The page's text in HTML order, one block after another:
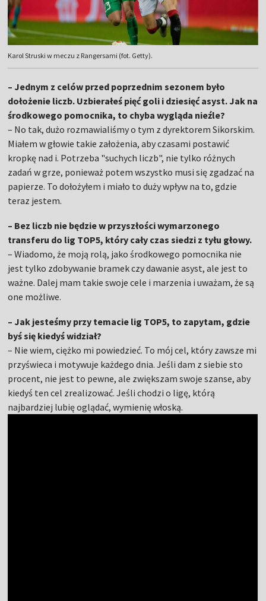
Karol Struski w meczu z Rangersami (fot. Getty).
– Jednym z celów przed poprzednim sezonem było
dołożenie liczb. Uzbierałeś pięć goli i dziesięć asyst. Jak na
środkowego pomocnika, to chyba wygląda nieźle?
– No tak, dużo rozmawialiśmy o tym z dyrektorem Sikorskim.
Miałem w głowie takie założenia, aby czasami postawić
kropkę nad i. Potrzeba "suchych liczb", nie tylko różnych
zadań w grze, ponieważ potem wszystko musi się zgadzać na
papierze. To dołożyłem i miało to duży wpływ na to, gdzie
teraz jestem.
– Bez liczb nie będzie w przyszłości wymarzonego
transferu do lig TOP5, który cały czas siedzi z tyłu głowy.
– Wiadomo, że moją rolą, jako środkowego pomocnika nie
jest tylko zdobywanie bramek czy dawanie asyst, ale jest to
ważne. Dalej mam takie swoje cele i marzenia i uważam, że są
one możliwe.
– Jak jesteśmy przy temacie lig TOP5, to zapytam, gdzie
byś się kiedyś widział?
– Nie wiem, ciężko mi powiedzieć. To mój cel, który zawsze mi
przyświeca i motywuje każdego dnia. Jeśli dam z siebie sto
procent, nie jest to pewne, ale zwiększam swoje szanse, aby
kiedyś ten cel zrealizować. Jeśli chodzi o ligę, którą
najbardziej lubię oglądać, wymienię włoską.